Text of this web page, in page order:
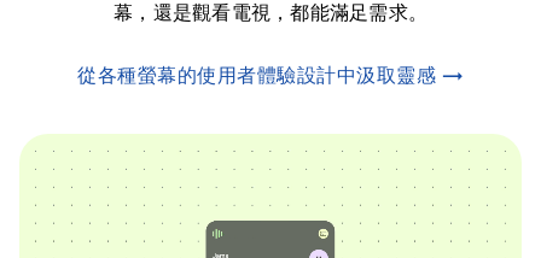
幕，還是觀看電視，都能滿足需求。
從各種螢幕的使用者體驗設計中汲取靈感 →